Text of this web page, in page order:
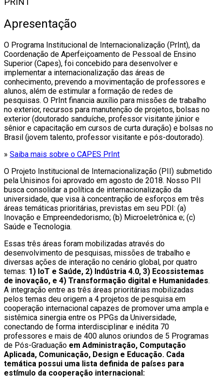
Apresentação
O Programa Institucional de Internacionalização (PrInt), da
Coordenação de Aperfeiçoamento de Pessoal de Ensino
Superior (Capes), foi concebido para desenvolver e
implementar a internacionalização das áreas de
conhecimento, prevendo a movimentação de professores e
alunos, além de estimular a formação de redes de
pesquisas. O PrInt financia auxílio para missões de trabalho
no exterior, recursos para manutenção de projetos, bolsas no
exterior (doutorado sanduíche, professor visitante júnior e
sênior e capacitação em cursos de curta duração) e bolsas no
Brasil (jovem talento, professor visitante e pós-doutorado).
» Saiba mais sobre o CAPES PrInt
O Projeto Institucional de Internacionalização (PII) submetido
pela Unisinos foi aprovado em agosto de 2018. Nosso PII
busca consolidar a política de internacionalização da
universidade, que visa à concentração de esforços em três
áreas temáticas prioritárias, previstas em seu PDI: (a)
Inovação e Empreendedorismo; (b) Microeletrônica e; (c)
Saúde e Tecnologia.
Essas três áreas foram mobilizadas através do
desenvolvimento de pesquisas, missões de trabalho e
diversas ações de interação no cenário global, por quatro
temas: 1) IoT e Saúde, 2) Indústria 4.0, 3) Ecossistemas
de inovação, e 4) Transformação digital e Humanidades.
A integração entre as três áreas prioritárias mobilizadas
pelos temas deu origem a 4 projetos de pesquisa em
cooperação internacional capazes de promover uma ampla e
sistêmica sinergia entre os PPGs da Universidade,
conectando de forma interdisciplinar e inédita 70
professores e mais de 400 alunos oriundos de 5 Programas
de Pós-Graduação em Administração, Computação
Aplicada, Comunicação, Design e Educação. Cada
temática possui uma lista definida de países para
estímulo da cooperação internacional: